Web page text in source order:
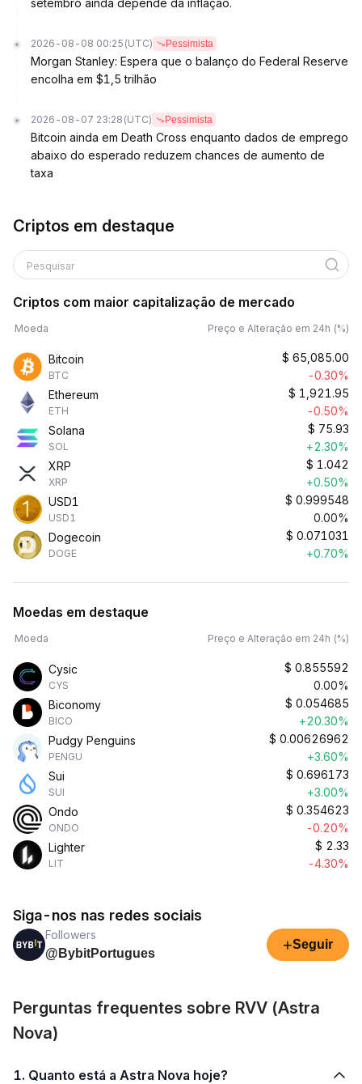
setembro ainda depende da inflação.
2026-08-08 00:25 (UTC) Pessimista
Morgan Stanley: Espera que o balanço do Federal Reserve
encolha em $1,5 trilhão
2026-08-07 23:28 (UTC) Pessimista
Bitcoin ainda em Death Cross enquanto dados de emprego
abaixo do esperado reduzem chances de aumento de
taxa
Criptos em destaque
Pesquisar
Criptos com maior capitalização de mercado
Moeda Preço e Alteração em 24h (%)
Bitcoin
BTC
$ 65,085.00
-0.30%
Ethereum
ETH
$ 1,921.95
-0.50%
Solana
SOL
$ 75.93
+2.30%
XRP
XRP
$ 1.042
+0.50%
USD1
USD1
$ 0.999548
0.00%
Dogecoin
DOGE
$ 0.071031
+0.70%
Moedas em destaque
Moeda Preço e Alteração em 24h (%)
Cysic
CYS
$ 0.855592
0.00%
Biconomy
BICO
$ 0.054685
+20.30%
Pudgy Penguins
PENGU
$ 0.00626962
+3.60%
Sui
SUI
$ 0.696173
+3.00%
Ondo
ONDO
$ 0.354623
-0.20%
Lighter
LIT
$ 2.33
-4.30%
Siga-nos nas redes sociais
Followers
@BybitPortugues
+Seguir
Perguntas frequentes sobre RVV (Astra
Nova)
1. Quanto está a Astra Nova hoje?